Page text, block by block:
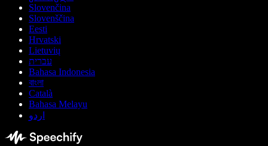
Slovenčina
Slovenščina
Eesti
Hrvatski
Lietuvių
עברית
Bahasa Indonesia
বাংলা
Català
Bahasa Melayu
اردو